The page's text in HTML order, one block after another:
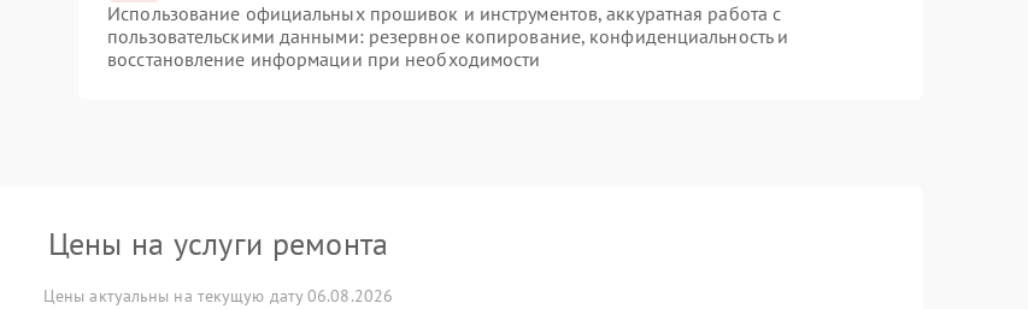
Использование официальных прошивок и инструментов, аккуратная работа с
пользовательскими данными: резервное копирование, конфиденциальность и
восстановление информации при необходимости
Цены на услуги ремонта
Цены актуальны на текущую дату 06.08.2026